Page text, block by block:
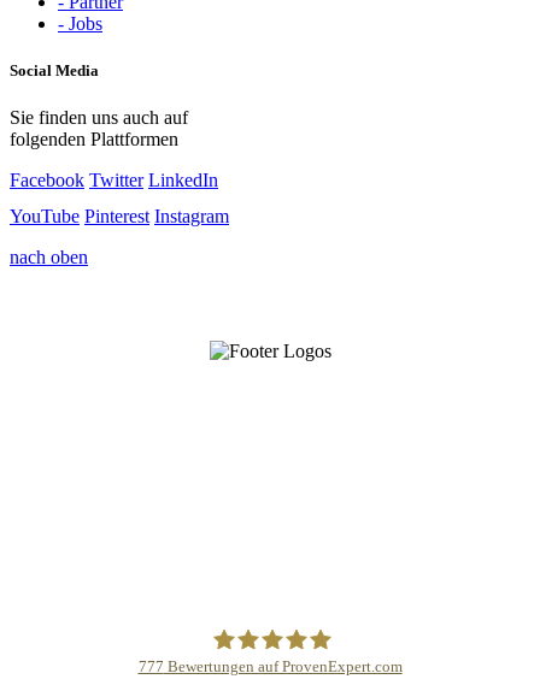
- Jobs
Social Media
Sie finden uns auch auf
folgenden Plattformen
Facebook Twitter LinkedIn
YouTube Pinterest Instagram
nach oben
777 Bewertungen auf ProvenExpert.com